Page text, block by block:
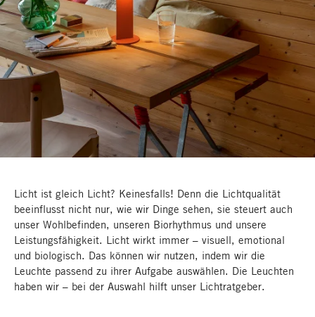
Licht ist gleich Licht? Keinesfalls! Denn die Lichtqualität
beeinflusst nicht nur, wie wir Dinge sehen, sie steuert auch
unser Wohlbefinden, unseren Biorhythmus und unsere
Leistungsfähigkeit. Licht wirkt immer – visuell, emotional
und biologisch. Das können wir nutzen, indem wir die
Leuchte passend zu ihrer Aufgabe auswählen. Die Leuchten
haben wir – bei der Auswahl hilft unser Lichtratgeber.